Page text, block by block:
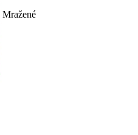
Mražené